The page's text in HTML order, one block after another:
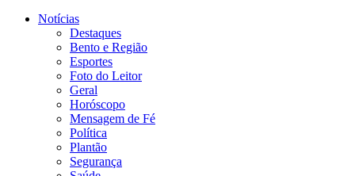
Notícias
Destaques
Bento e Região
Esportes
Foto do Leitor
Geral
Horóscopo
Mensagem de Fé
Política
Plantão
Segurança